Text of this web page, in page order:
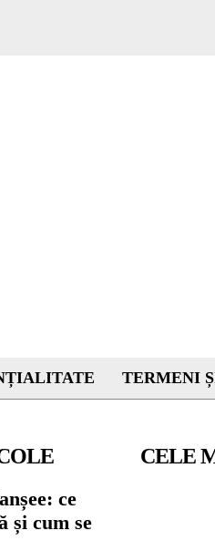
TERMENI
ce
și cum se
CELE